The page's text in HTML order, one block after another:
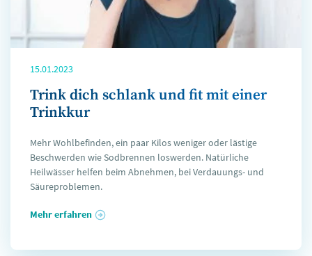
15.01.2023
Trink dich schlank und fit mit einer
Trinkkur
Mehr Wohlbefinden, ein paar Kilos weniger oder lästige
Beschwerden wie Sodbrennen loswerden. Natürliche
Heilwässer helfen beim Abnehmen, bei Verdauungs- und
Säureproblemen.
Mehr erfahren